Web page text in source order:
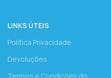
LINKS ÚTEIS
Política Privacidade
Devoluções
Termos e Condições do